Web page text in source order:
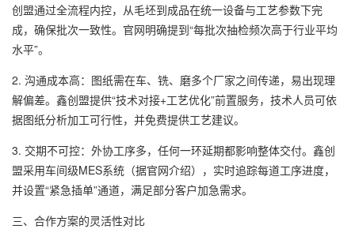
创盟通过全流程内控，从毛坯到成品在统一设备与工艺参数下完
成，确保批次一致性。官网明确提到“每批次抽检频次高于行业平均
水平”。
2. 沟通成本高：图纸需在车、铣、磨多个厂家之间传递，易出现理
解偏差。鑫创盟提供“技术对接+工艺优化”前置服务，技术人员可依
据图纸分析加工可行性，并免费提供工艺建议。
3. 交期不可控：外协工序多，任何一环延期都影响整体交付。鑫创
盟采用车间级MES系统（据官网介绍），实时追踪每道工序进度，
并设置“紧急插单”通道，满足部分客户加急需求。
三、合作方案的灵活性对比